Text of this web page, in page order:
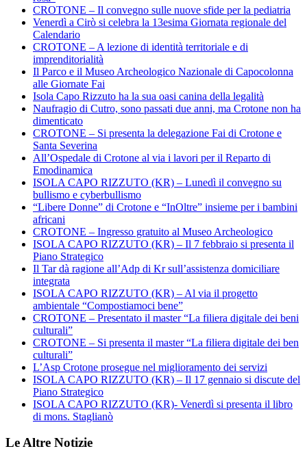
CROTONE – Il convegno sulle nuove sfide per la pediatria
Venerdì a Cirò si celebra la 13esima Giornata regionale del
Calendario
CROTONE – A lezione di identità territoriale e di
imprenditorialità
Il Parco e il Museo Archeologico Nazionale di Capocolonna
alle Giornate Fai
Isola Capo Rizzuto ha la sua oasi canina della legalità
Naufragio di Cutro, sono passati due anni, ma Crotone non ha
dimenticato
CROTONE – Si presenta la delegazione Fai di Crotone e
Santa Severina
All’Ospedale di Crotone al via i lavori per il Reparto di
Emodinamica
ISOLA CAPO RIZZUTO (KR) – Lunedì il convegno su
bullismo e cyberbullismo
“Libere Donne” di Crotone e “InOltre” insieme per i bambini
africani
CROTONE – Ingresso gratuito al Museo Archeologico
ISOLA CAPO RIZZUTO (KR) – Il 7 febbraio si presenta il
Piano Strategico
Il Tar dà ragione all’Adp di Kr sull’assistenza domiciliare
integrata
ISOLA CAPO RIZZUTO (KR) – Al via il progetto
ambientale “Compostiamoci bene”
CROTONE – Presentato il master “La filiera digitale dei beni
culturali”
CROTONE – Si presenta il master “La filiera digitale dei ben
culturali”
L’Asp Crotone prosegue nel miglioramento dei servizi
ISOLA CAPO RIZZUTO (KR) – Il 17 gennaio si discute del
Piano Strategico
ISOLA CAPO RIZZUTO (KR)- Venerdì si presenta il libro
di mons. Staglianò
Le Altre Notizie